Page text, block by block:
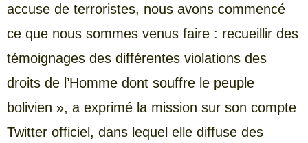
accuse de terroristes, nous avons commencé
ce que nous sommes venus faire : recueillir des
témoignages des différentes violations des
droits de l’Homme dont souffre le peuple
bolivien », a exprimé la mission sur son compte
Twitter officiel, dans lequel elle diffuse des